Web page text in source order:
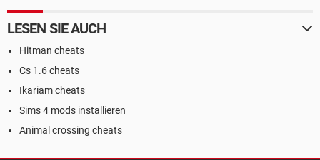
LESEN SIE AUCH
Hitman cheats
Cs 1.6 cheats
Ikariam cheats
Sims 4 mods installieren
Animal crossing cheats